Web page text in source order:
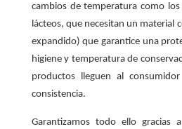
cambios de temperatura como
lácteos, que necesitan un material
expandido) que garantice una
higiene y temperatura de
productos lleguen al
consistencia.
Garantizamos todo ello gracias